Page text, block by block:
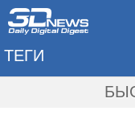
ТЕГИ